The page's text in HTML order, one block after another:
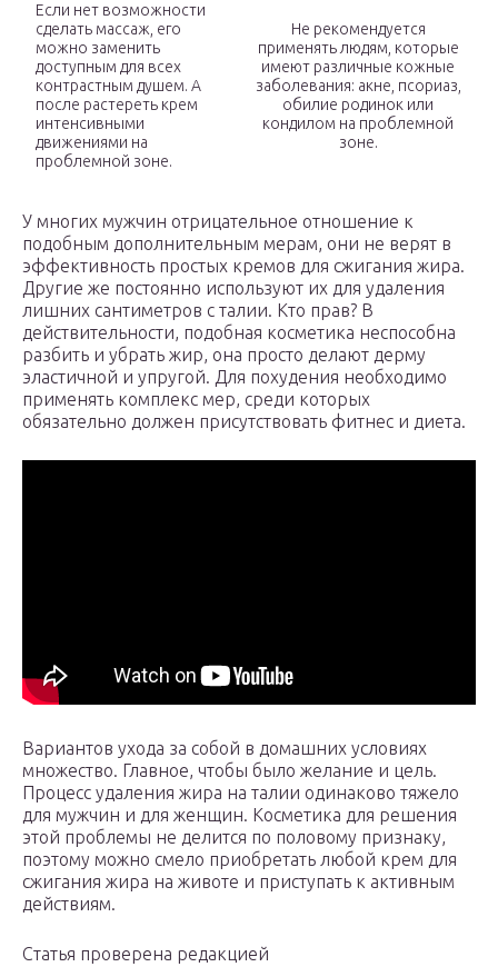
Если нет возможности
сделать массаж, его
можно заменить
доступным для всех
контрастным душем. А
после растереть крем
интенсивными
движениями на
проблемной зоне.
Не рекомендуется
применять людям, которые
имеют различные кожные
заболевания: акне, псориаз,
обилие родинок или
кондилом на проблемной
зоне.
У многих мужчин отрицательное отношение к
подобным дополнительным мерам, они не верят в
эффективность простых кремов для сжигания жира.
Другие же постоянно используют их для удаления
лишних сантиметров с талии. Кто прав? В
действительности, подобная косметика неспособна
разбить и убрать жир, она просто делают дерму
эластичной и упругой. Для похудения необходимо
применять комплекс мер, среди которых
обязательно должен присутствовать фитнес и диета.
Вариантов ухода за собой в домашних условиях
множество. Главное, чтобы было желание и цель.
Процесс удаления жира на талии одинаково тяжело
для мужчин и для женщин. Косметика для решения
этой проблемы не делится по половому признаку,
поэтому можно смело приобретать любой крем для
сжигания жира на животе и приступать к активным
действиям.
Статья проверена редакцией